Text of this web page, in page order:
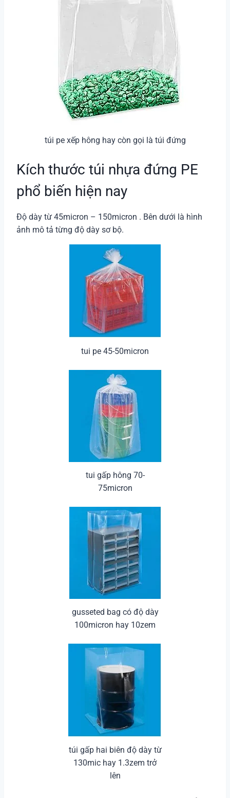
túi pe xếp hông hay còn gọi là túi đứng
Kích thước túi nhựa đứng PE
phổ biến hiện nay
Độ dày từ 45micron – 150micron . Bên dưới là hình
ảnh mô tả từng độ dày sơ bộ.
tui pe 45-50micron
tui gấp hông 70-
75micron
gusseted bag có độ dày
100micron hay 10zem
túi gấp hai biên độ dày từ
130mic hay 1.3zem trở
lên